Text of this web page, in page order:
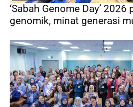
‘Sabah Genome Day’
genomik, minat generasi